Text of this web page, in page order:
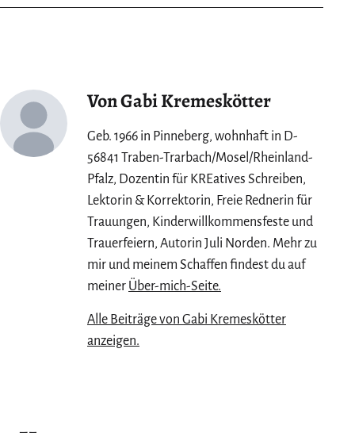
Von Gabi Kremeskötter
Geb. 1966 in Pinneberg, wohnhaft in D-
56841 Traben-Trarbach/Mosel/Rheinland-
Pfalz, Dozentin für KREatives Schreiben,
Lektorin & Korrektorin, Freie Rednerin für
Trauungen, Kinderwillkommensfeste und
Trauerfeiern, Autorin Juli Norden. Mehr zu
mir und meinem Schaffen findest du auf
meiner Über-mich-Seite.
Alle Beiträge von Gabi Kremeskötter
anzeigen.